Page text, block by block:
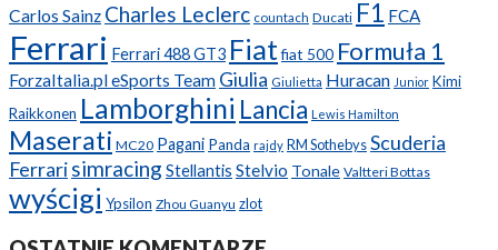
Carlos Sainz Charles Leclerc countach Ducati F1 FCA
Ferrari Ferrari 488 GT3 Fiatfiat 500 Formuła 1
ForzaItalia.pl eSports Team Giulia Giulietta Huracan Junior Kimi
Raikkonen Lamborghini Lancia Lewis Hamilton
Maserati MC20 Pagani Panda rajdy RM SothebysScuderia
Ferrarisimracing Stellantis Stelvio Tonale Valtteri Bottas
wyścigi Ypsilon Zhou Guanyu zlot